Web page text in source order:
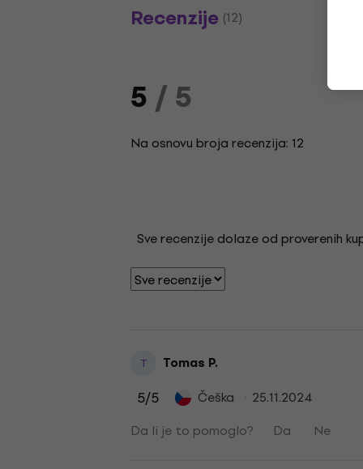
Recenzije (12)
5/ 5
Na osnovu broja recenzija: 12
Sve recenzije dolaze od proverenih
T Tomas P.
5/5 Češka
25.11.2024
Da li je to pomoglo?
Da Ne